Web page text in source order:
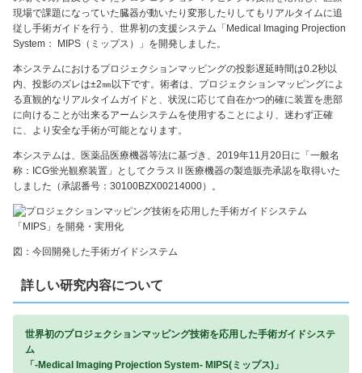
現場で課題になっていた臓器が動いたり変形したりしてもリアルタイムに追
従し手術ガイドを行う、世界初の支援システム「Medical Imaging Projection
System： MIPS（ミップス）」を開発しました。
本システムにおけるプロジェクションマッピングの投影遅延時間は0.2秒以
内、投影のズレは±2㎜以下です。術者は、プロジェクションマッピングによ
る直観的なリアルタイムガイドと、状況に応じて自在かつ的確に装置を患部
に向けることが出来るアームシステムを使用することにより、迷わず正確
に、より安全な手術が可能となります。
本システムは、医薬品医療機器等法に基づき、2019年11月20日に「一般名
称：ICG蛍光観察装置」としてクラスⅡ医療機器の製造販売承認を取得いた
しました（承認番号：30100BZX00214000）。
図：今回開発した手術ガイドシステム
詳しい研究内容について
世界初のプロジェクションマッピング技術を応用した手術ガイドシステ
ム
「-Medical maging Projection System- MIPS( ミップス)」